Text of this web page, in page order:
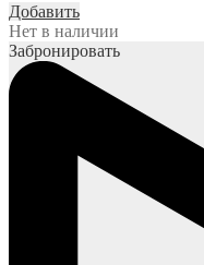
Добавить
Нет в наличии
Забронировать